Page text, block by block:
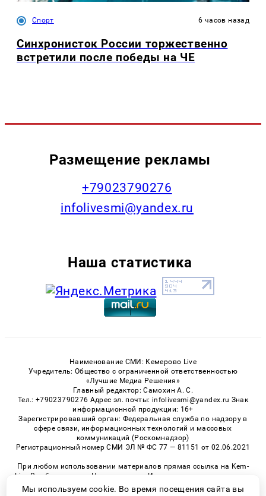
Спорт 6 часов назад
Синхронисток России торжественно
встретили после победы на ЧЕ
Размещение рекламы
+79023790276
infolivesmi@yandex.ru
Наша статистика
Наименование СМИ: Кемерово Live
Учредитель: Общество с ограниченной ответственностью
«Лучшие Медиа Решения»
Главный редактор: Самохин А. С.
Тел.: +79023790276 Адрес эл. почты: infolivesmi@yandex.ru Знак
информационной продукции: 16+
Зарегистрировавший орган: Федеральная служба по надзору в
сфере связи, информационных технологий и массовых
коммуникаций (Роскомнадзор)
Регистрационный номер СМИ ЭЛ № ФС 77 — 81151 от 02.06.2021
При любом использовании материалов прямая ссылка на Kem-
Live.Ru обязательна. Цитирование в Интернете возможно только
при наличии письменного разрешения.
Мы используем cookie. Во время посещения сайта вы